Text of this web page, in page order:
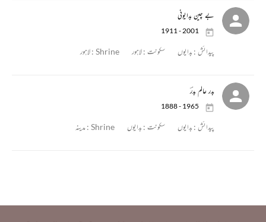
بے چین بدایونی
1911 - 2001
پیدائش : بدایوں سکونت :لاہور Shrine : لاہور
بدر عالم بدرؔ
1888 - 1965
پیدائش : بدایوں سکونت : بدایوں Shrine : مدینہ